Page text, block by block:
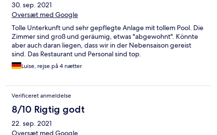
30. sep. 2021
Oversæt med Google
Tolle Unterkunft und sehr gepflegte Anlage mit tollem Pool. Die
Zimmer sind groß und geräumig, etwas "abgewohnt". Könnte
aber auch daran liegen, dass wir in der Nebensaison gereist
sind. Das Restaurant und Personal sind top.
Luise, rejse på 4 nætter
Verificeret anmeldelse
8/10 Rigtig godt
22. sep. 2021
Oversæt med Google